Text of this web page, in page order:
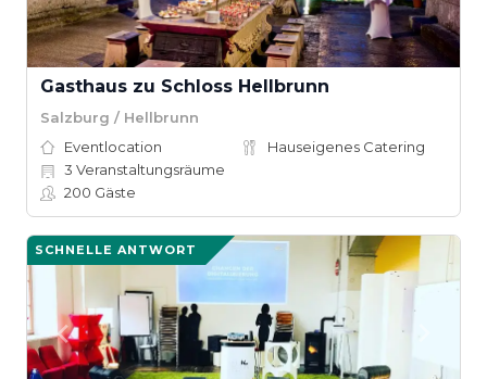
Gasthaus zu Schloss Hellbrunn
Salzburg / Hellbrunn
Eventlocation
Hauseigenes Catering
3 Veranstaltungsräume
200 Gäste
SCHNELLE ANTWORT